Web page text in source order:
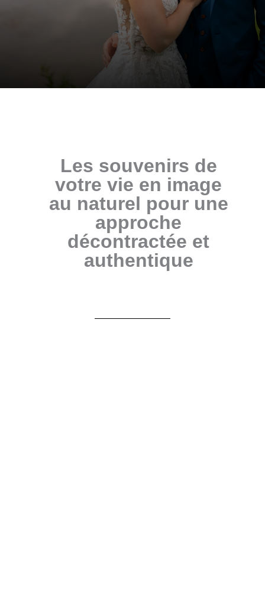
Les souvenirs de
votre vie en image
au naturel pour une
approche
décontractée et
authentique